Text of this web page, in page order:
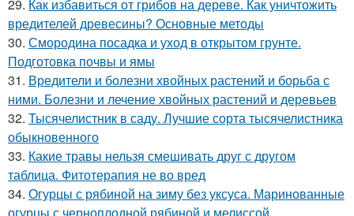
29. Как избавиться от грибов на дереве. Как уничтожить
вредителей древесины? Основные методы
30. Смородина посадка и уход в открытом грунте.
Подготовка почвы и ямы
31. Вредители и болезни хвойных растений и борьба с
ними. Болезни и лечение хвойных растений и деревьев
32. Тысячелистник в саду. Лучшие сорта тысячелистника
обыкновенного
33. Какие травы нельзя смешивать друг с другом
таблица. Фитотерапия не во вред
34. Огурцы с рябиной на зиму без уксуса. Маринованные